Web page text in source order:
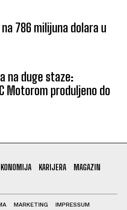
786 milijuna dolara u
na duge staze:
Motorom produljeno do
KARIJERA
MAGAZIN
MARKETING
IMPRESSUM